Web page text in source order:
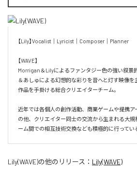
【Lily】Vocalist｜Lyricist｜Composer｜Planner
【WAVE】
Morrigan＆Lilyによるファンタジー色の強い叙景
＆あしゅによる幻想的な彩りを音へと灯す映像を
作品を手掛ける総合クリエイターチーム。
近年では各個人の創作活動、商業ゲームや提携ア
の他、クリエイター同士の交流から生まれる大
ーム間での相互技術交換なども積極的に行ってい
Lily(WAVE)の他のリリース： Lily(WAVE)